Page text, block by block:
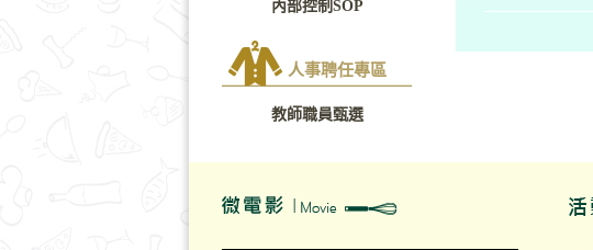
內部控制SOP
人事聘任專區
教師職員甄選